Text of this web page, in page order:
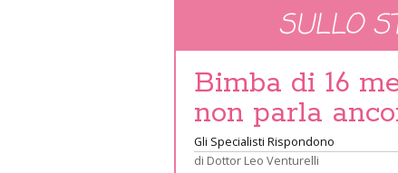
SULLO
Bimba di 16
non parla
Gli Specialisti Rispondono
di Dottor Leo Venturelli